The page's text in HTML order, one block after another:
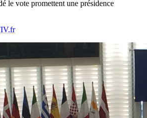
le vote promettent une présidence